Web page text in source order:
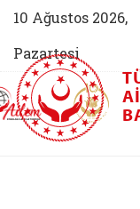
10 Ağustos 2026,
Pazartesi
Aile (yeni sekmede açılır)
AİLEM İletişim Aile